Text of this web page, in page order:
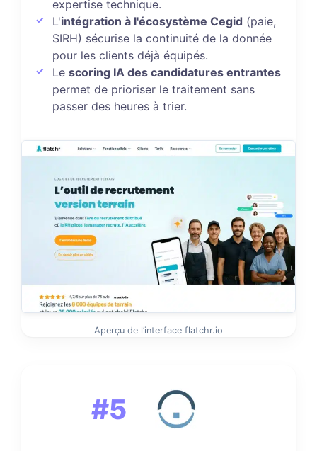
expertise technique.
L'intégration à l'écosystème Cegid (paie,
SIRH) sécurise la continuité de la donnée
pour les clients déjà équipés.
Le scoring IA des candidatures entrantes
permet de prioriser le traitement sans
passer des heures à trier.
Aperçu de l’interface flatchr.io
#5